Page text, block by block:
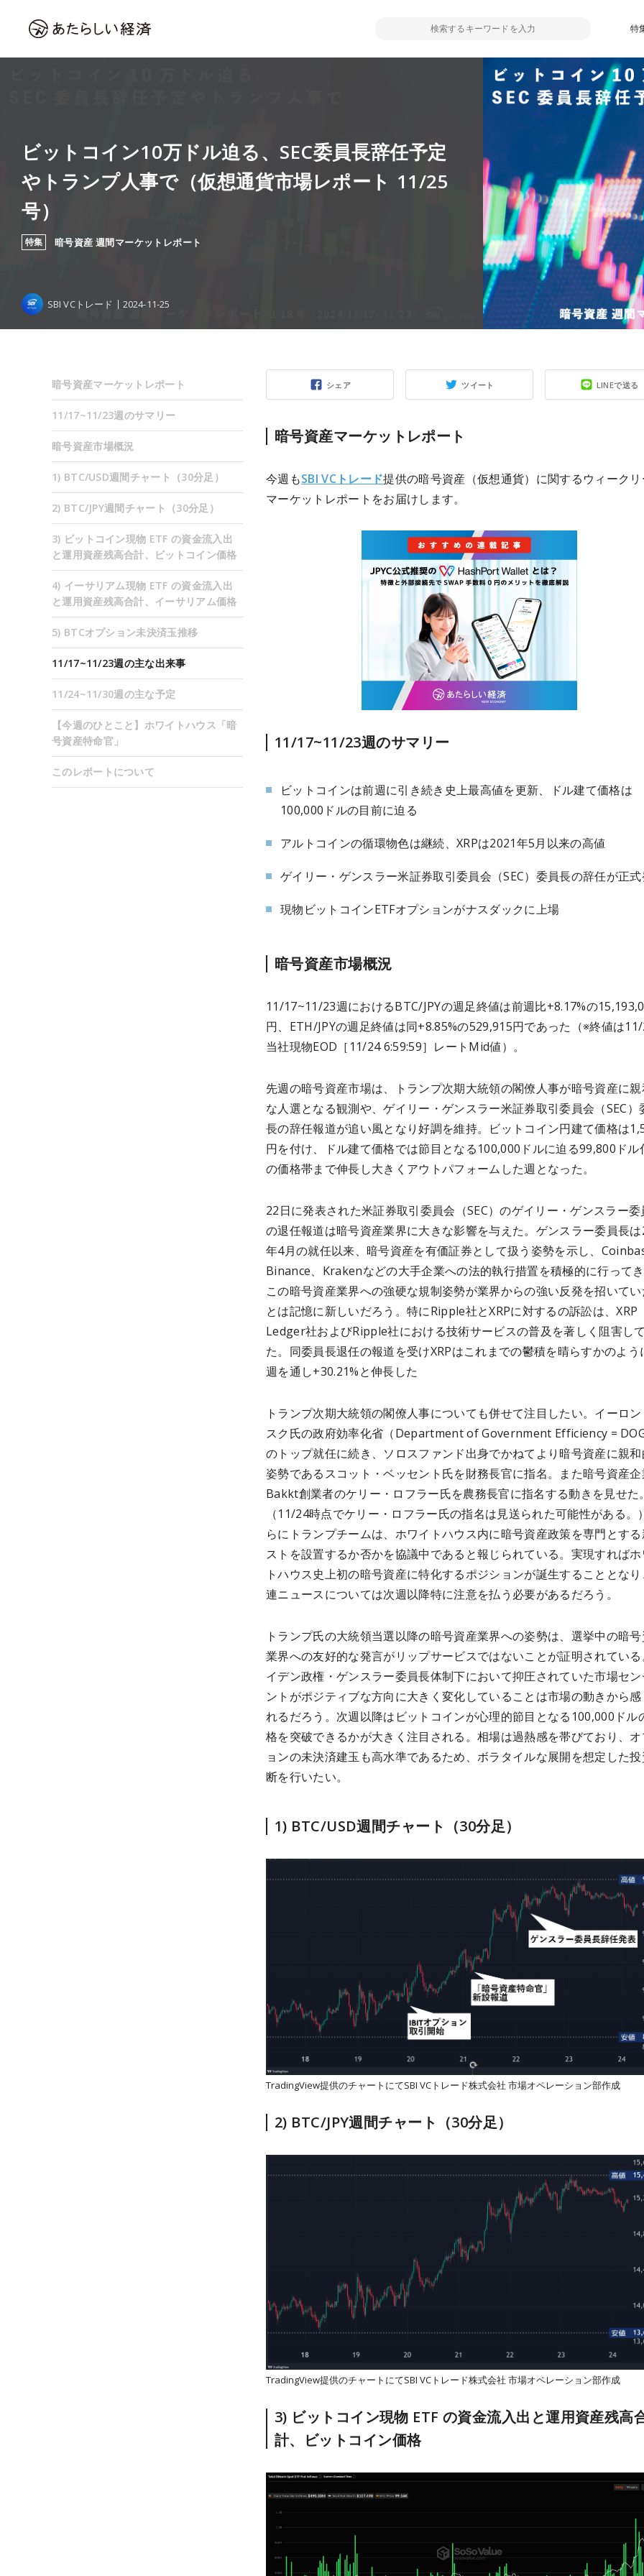
特
ビットコイン10万ドル迫る、SEC委員長辞任予定
やトランプ人事で（仮想通貨市場レポート 11/25
号）
特集 暗号資産 週間マーケットレポート
SBI VCトレード 2024-11-25
シェア ツイート LINEで送る
暗号資産マーケットレポート
今週もSBI VCトレード提供の暗号資産（仮想通貨）に関するウィーク
マーケットレポートをお届けします。
11/17~11/23週のサマリー
ビットコインは前週に引き続き史上最高値を更新、ドル建て価格は
100,000ドルの目前に迫る
アルトコインの循環物色は継続、XRPは2021年5月以来の高値
ゲイリー・ゲンスラー米証券取引委員会（SEC）委員長の辞任が正
現物ビットコインETFオプションがナスダックに上場
暗号資産市場概況
11/17~11/23週におけるBTC/JPYの週足終値は前週比+8.17%の
円、ETH/JPYの週足終値は同+8.85%の529,915円であった（※終値は
当社現物EOD［11/24 6:59:59］レートMid値）。
先週の暗号資産市場は、トランプ次期大統領の閣僚人事が暗号資産に
な人選となる観測や、ゲイリー・ゲンスラー米証券取引委員会（SEC）
長の辞任報道が追い風となり好調を維持。ビットコイン円建て価格は
円を付け、ドル建て価格では節目となる100,000ドルに迫る99,800ドル
の価格帯まで伸長し大きくアウトパフォームした週となった。
22日に発表された米証券取引委員会（SEC）のゲイリー・ゲンスラー委
の退任報道は暗号資産業界に大きな影響を与えた。ゲンスラー委員長
年4月の就任以来、暗号資産を有価証券として扱う姿勢を示し、
Binance、Krakenなどの大手企業への法的執行措置を積極的に行って
この暗号資産業界への強硬な規制姿勢が業界からの強い反発を招いて
とは記憶に新しいだろう。特にRipple社とXRPに対するの訴訟は、XRP
Ledger社およびRipple社における技術サービスの普及を著しく阻害し
た。同委員長退任の報道を受けXRPはこれまでの鬱積を晴らすかのよう
週を通し+30.21%と伸長した
トランプ次期大統領の閣僚人事についても併せて注目したい。イーロ
スク氏の政府効率化省（Department of Government Efficiency =
のトップ就任に続き、ソロスファンド出身でかねてより暗号資産に親
姿勢であるスコット・ベッセント氏を財務長官に指名。また暗号資産
Bakkt創業者のケリー・ロフラー氏を農務長官に指名する動きを見せた
（11/24時点でケリー・ロフラー氏の指名は見送られた可能性がある。
らにトランプチームは、ホワイトハウス内に暗号資産政策を専門とす
ストを設置するか否かを協議中であると報じられている。実現すれば
トハウス史上初の暗号資産に特化するポジションが誕生することとな
連ニュースについては次週以降特に注意を払う必要があるだろう。
トランプ氏の大統領当選以降の暗号資産業界への姿勢は、選挙中の暗
業界への友好的な発言がリップサービスではないことが証明されてい
イデン政権・ゲンスラー委員長体制下において抑圧されていた市場セ
ントがポジティブな方向に大きく変化していることは市場の動きから
れるだろう。次週以降はビットコインが心理的節目となる100,000ドル
格を突破できるかが大きく注目される。相場は過熱感を帯びており、
ョンの未決済建玉も高水準であるため、ボラタイルな展開を想定した
断を行いたい。
1) BTC/USD週間チャート（30分足）
TradingView提供のチャートにてSBI VCトレード株式会社 市場オペレーション部作成
2) BTC/JPY週間チャート（30分足）
TradingView提供のチャートにてSBI VCトレード株式会社 市場オペレーション部作成
3) ビットコイン現物 ETF の資金流入出と運用資産残高
計、ビットコイン価格
暗号資産マーケットレポート
11/17~11/23週のサマリー
暗号資産市場概況
1) BTC/USD週間チャート（30分足）
2) BTC/JPY週間チャート（30分足）
3) ビットコイン現物 ETF の資金流入出
と運用資産残高合計、ビットコイン価格
4) イーサリアム現物 ETF の資金流入出
と運用資産残高合計、イーサリアム価格
5) BTCオプション未決済玉推移
11/17~11/23週の主な出来事
11/24~11/30週の主な予定
【今週のひとこと】ホワイトハウス「暗
号資産特命官」
このレポートについて